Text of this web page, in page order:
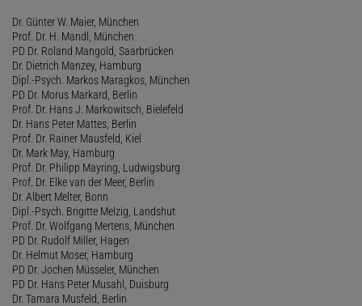
Dr. Günter W. Maier, München
Prof. Dr. H. Mandl, München
PD Dr. Roland Mangold, Saarbrücken
Dr. Dietrich Manzey, Hamburg
Dipl.-Psych. Markos Maragkos, München
PD Dr. Morus Markard, Berlin
Prof. Dr. Hans J. Markowitsch, Bielefeld
Dr. Hans Peter Mattes, Berlin
Prof. Dr. Rainer Mausfeld, Kiel
Dr. Mark May, Hamburg
Prof. Dr. Philipp Mayring, Ludwigsburg
Prof. Dr. Elke van der Meer, Berlin
Dr. Albert Melter, Bonn
Dipl.-Psych. Brigitte Melzig, Landshut
Prof. Dr. Wolfgang Mertens, München
PD Dr. Rudolf Miller, Hagen
Dr. Helmut Moser, Hamburg
PD Dr. Jochen Müsseler, München
PD Dr. Hans Peter Musahl, Duisburg
Dr. Tamara Musfeld, Berlin